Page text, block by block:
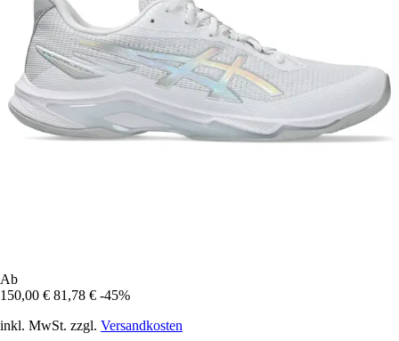
Ab
150,00 € 81,78 € -45%
inkl. MwSt. zzgl. Versandkosten